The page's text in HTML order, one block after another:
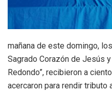
mañana de este domingo,
Sagrado Corazón de Jesús
Redondo”, recibieron a
acercaron para rendir tributo